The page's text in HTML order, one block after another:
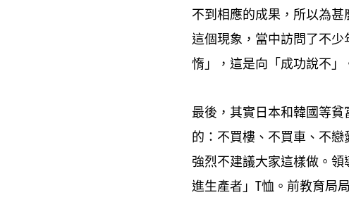
不到相應的成果 ， 所以為甚
這個現象 ， 當中訪問了不
惰」
， 這是向「成功說不」
最後 ， 其實日本和韓國等
的 ： 不買樓、不買車、不
強烈不建議大家這樣做。
進生產者」 T恤。前教育局